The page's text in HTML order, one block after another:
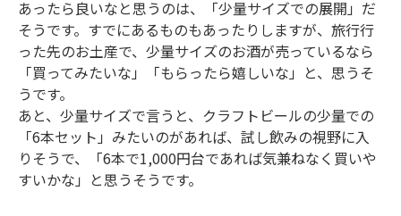
あったら良いなと思うのは、「少量サイズでの展開」だ
そうです。すでにあるものもあったりしますが、旅行行
った先のお土産で、少量サイズのお酒が売っているなら
「買ってみたいな」「もらったら嬉しいな」と、思うそ
うです。
あと、少量サイズで言うと、クラフトビールの少量での
「6本セット」みたいのがあれば、試し飲みの視野に入
りそうで、「6本で1,000円台であれば気兼ねなく買いや
すいかな」と思うそうです。